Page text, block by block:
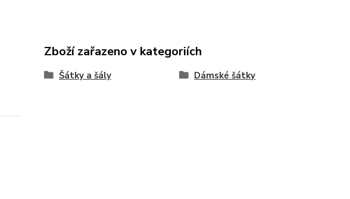
Zboží zařazeno v kategoriích
Šátky a šály Dámské šátky